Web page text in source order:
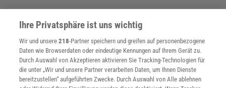
THEMENKANÄLE
Ihre Privatsphäre ist uns wichtig
Wir und unsere218-Partner speichern und greifen auf personenbezogene
Daten wie Browserdaten oder eindeutige Kennungen auf Ihrem Gerät zu.
Durch Auswahl von Akzeptieren aktivieren Sie Tracking-Technologien für
die unter „Wir und unsere Partner verarbeiten Daten, um Ihnen Dienste
bereitzustellen“ aufgeführten Zwecke. Durch Auswahl von Alle ablehnen